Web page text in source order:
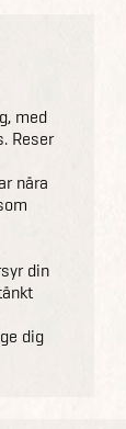
med
Reser
nära
din
dig